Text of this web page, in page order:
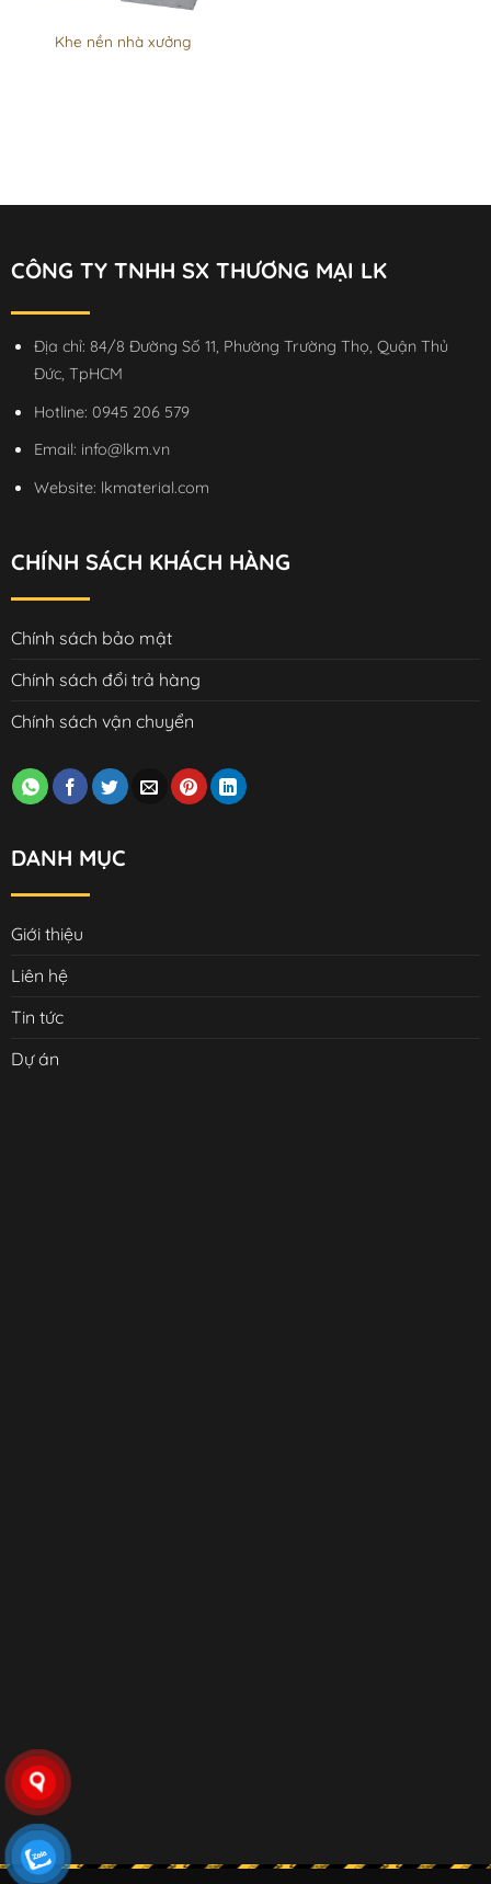
Khe nền nhà xưởng
CÔNG TY TNHH SX THƯƠNG MẠI LK
Địa chỉ: 84/8 Đường Số 11, Phường Trường Thọ, Quận Thủ
Đức, TpHCM
Hotline: 0945 206 579
Email: info@lkm.vn
Website: lkmaterial.com
CHÍNH SÁCH KHÁCH HÀNG
Chính sách bảo mật
Chính sách đổi trả hàng
Chính sách vận chuyển
DANH MỤC
Giới thiệu
Liên hệ
Tin tức
Dự án